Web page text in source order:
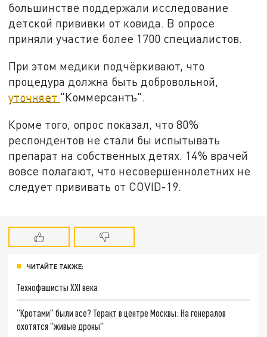
большинстве поддержали исследование
детской прививки от ковида. В опросе
приняли участие более 1700 специалистов.
При этом медики подчёркивают, что
процедура должна быть добровольной,
уточняет "Коммерсантъ".
Кроме того, опрос показал, что 80%
респондентов не стали бы испытывать
препарат на собственных детях. 14% врачей
вовсе полагают, что несовершеннолетних не
следует прививать от COVID-19.
ЧИТАЙТЕ ТАКЖЕ:
Технофашисты XXI века
"Кротами" были все? Теракт в центре Москвы: На генералов
охотятся "живые дроны"